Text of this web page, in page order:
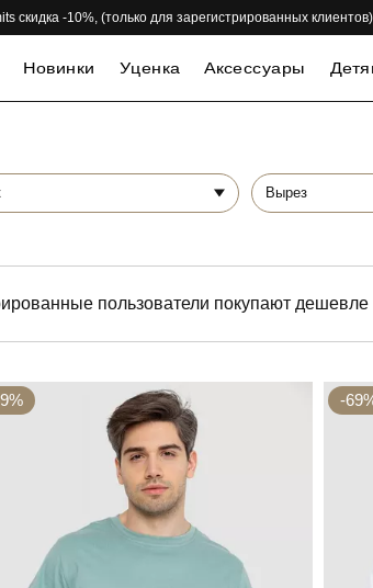
скидка -10%, (только для зарегистрированных
Новинки Уценка Аксессуары
Вырез
пользователи покупают дешевле
-